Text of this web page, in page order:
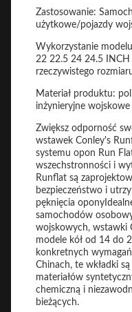
Zastosowanie:
użytkowe/pojazdy
Wykorzystanie
22 22.5 24 24.5 INCH
rzeczywistego
Materiał produktu:
inżynieryjne wojskowe
Zwiększ odporność
wstawek Conley's
systemu opon Run
wszechstronności i
Runflat są
bezpieczeństwo i
pęknięcia
samochodów
wojskowych, wstawki
modele kół od 14 do
konkretnych
Chinach, te wkładki
materiałów
chemiczną i
bieżących.